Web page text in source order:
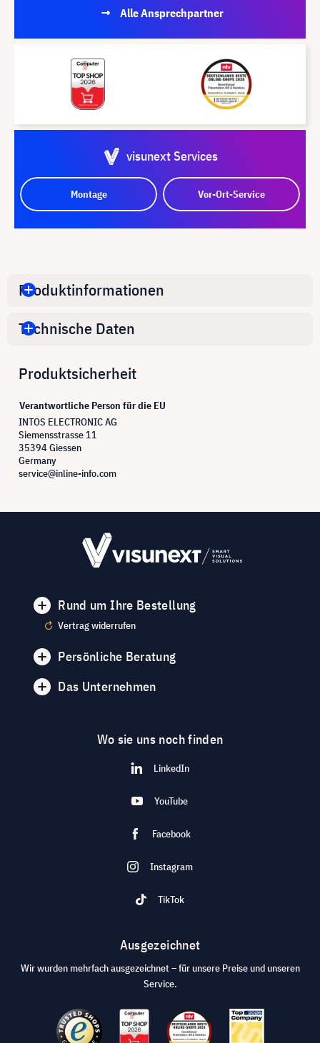
Alle Ansprechpartner
visunext Services
Montage Vor-Ort-Service
Produktinformationen
Technische Daten
Produktsicherheit
Verantwortliche Person für die EU
INTOS ELECTRONIC AG
Siemensstrasse 11
35394 Giessen
Germany
service@inline-info.com
Rund um Ihre Bestellung
Vertrag widerrufen
Persönliche Beratung
Das Unternehmen
Wo sie uns noch finden
LinkedIn
YouTube
Facebook
Instagram
TikTok
Ausgezeichnet
Wir wurden mehrfach ausgezeichnet – für unsere Preise und unseren
Service.